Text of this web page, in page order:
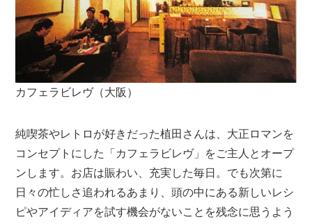
カフェラビレヴ（大阪）
純喫茶やレトロが好きだった植田さんは、大正ロマンを
コンセプトにした「カフェラビレヴ」をご主人とオープ
ンします。お店は賑わい、充実した毎日。でも次第に
日々の忙しさ追われるあまり、頭の中にある新しいレシ
ピやアイディアを試す機会がないことを残念に思うよう